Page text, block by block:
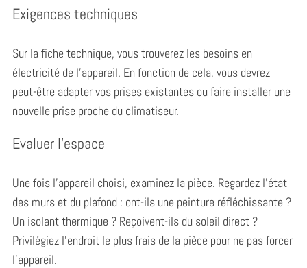
Exigences techniques
Sur la fiche technique, vous trouverez les besoins en
électricité de l’appareil. En fonction de cela, vous devrez
peut-être adapter vos prises existantes ou faire installer une
nouvelle prise proche du climatiseur.
Evaluer l’espace
Une fois l’appareil choisi, examinez la pièce. Regardez l’état
des murs et du plafond : ont-ils une peinture réfléchissante ?
Un isolant thermique ? Reçoivent-ils du soleil direct ?
Privilégiez l’endroit le plus frais de la pièce pour ne pas forcer
l’appareil.